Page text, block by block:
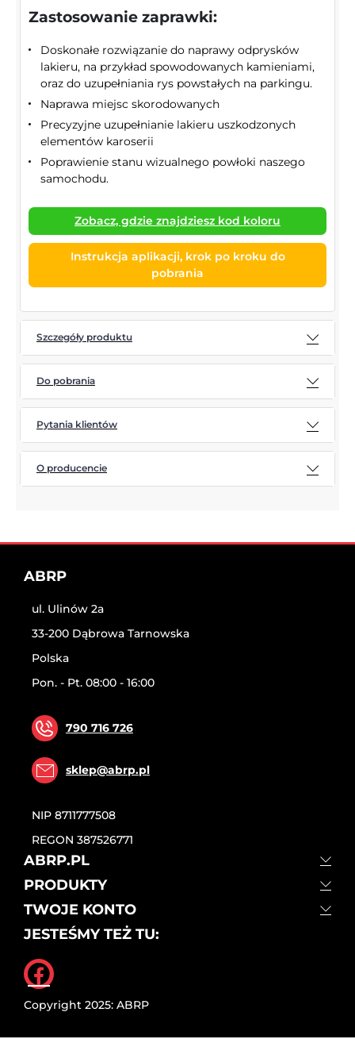
Zastosowanie zaprawki:
Doskonałe rozwiązanie do naprawy odprysków
lakieru, na przykład spowodowanych kamieniami,
oraz do uzupełniania rys powstałych na parkingu.
Naprawa miejsc skorodowanych
Precyzyjne uzupełnianie lakieru uszkodzonych
elementów karoserii
Poprawienie stanu wizualnego powłoki naszego
samochodu.
Zobacz, gdzie znajdziesz kod koloru
Instrukcja aplikacji, krok po kroku do
pobrania
Szczegóły produktu
Do pobrania
Pytania klientów
O producencie
ABRP
ul. Ulinów 2a
33-200 Dąbrowa Tarnowska
Polska
Pon. - Pt. 08:00 - 16:00
790 716 726
sklep@abrp.pl
NIP 8711777508
REGON 387526771
ABRP.PL
PRODUKTY
TWOJE KONTO
JESTEŚMY TEŻ TU:
Copyright 2025: ABRP